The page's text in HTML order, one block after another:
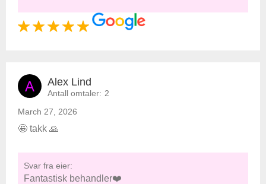
A Alex Lind
Antall omtaler: 2
March 27, 2026
🤩 takk 🙏
Svar fra eier:
Fantastisk behandler❤️